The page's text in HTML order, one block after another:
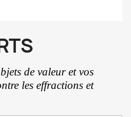
de valeur et vos
les effractions et